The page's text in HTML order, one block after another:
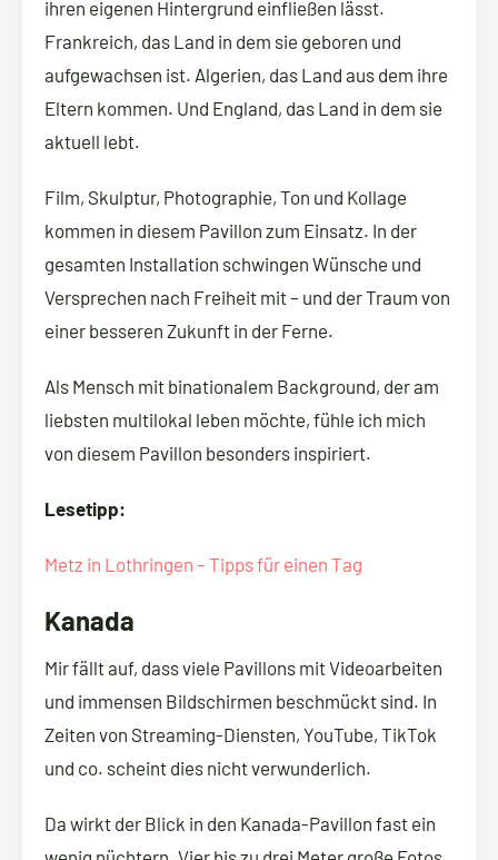
ihren eigenen Hintergrund einfließen lässt.
Frankreich, das Land in dem sie geboren und
aufgewachsen ist. Algerien, das Land aus dem ihre
Eltern kommen. Und England, das Land in dem sie
aktuell lebt.
Film, Skulptur, Photographie, Ton und Kollage
kommen in diesem Pavillon zum Einsatz. In der
gesamten Installation schwingen Wünsche und
Versprechen nach Freiheit mit – und der Traum von
einer besseren Zukunft in der Ferne.
Als Mensch mit binationalem Background, der am
liebsten multilokal leben möchte, fühle ich mich
von diesem Pavillon besonders inspiriert.
Lesetipp:
Metz in Lothringen – Tipps für einen Tag
Kanada
Mir fällt auf, dass viele Pavillons mit Videoarbeiten
und immensen Bildschirmen beschmückt sind. In
Zeiten von Streaming-Diensten, YouTube, TikTok
und co. scheint dies nicht verwunderlich.
Da wirkt der Blick in den Kanada-Pavillon fast ein